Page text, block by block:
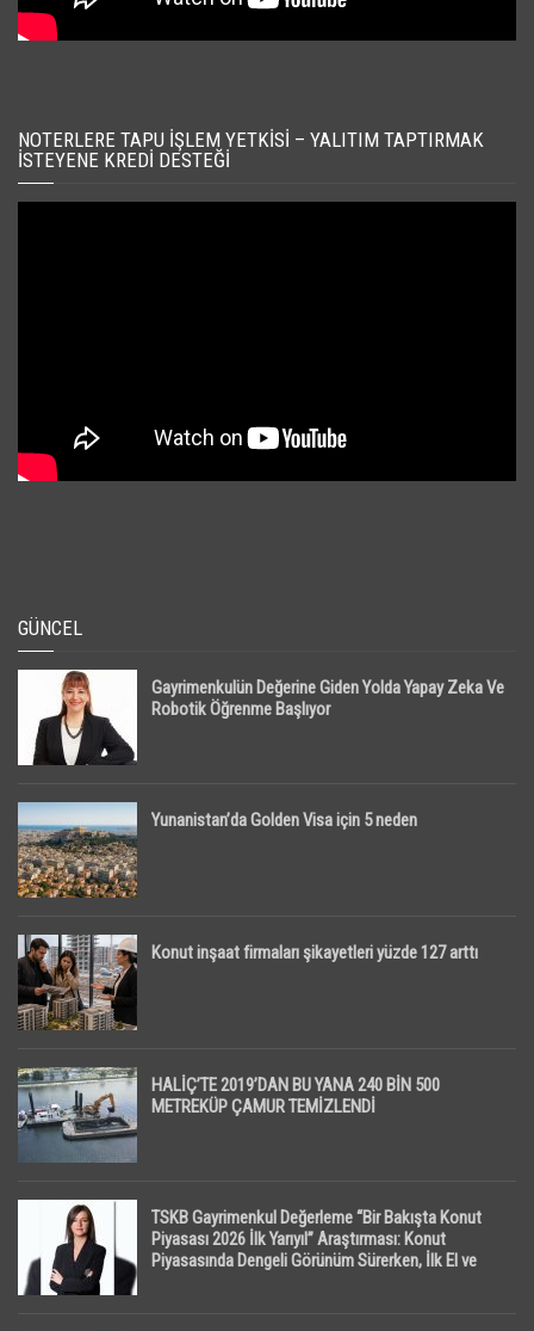
NOTERLERE TAPU İŞLEM YETKISI – YALITIM TAPTIRMAK
İSTEYENE KREDI DESTEĞI
GÜNCEL
Gayrimenkulün Değerine Giden Yolda Yapay Zeka Ve
Robotik Öğrenme Başlıyor
Yunanistan’da Golden Visa için 5 neden
Konut inşaat firmaları şikayetleri yüzde 127 arttı
HALİÇ’TE 2019’DAN BU YANA 240 BİN 500
METREKÜP ÇAMUR TEMİZLENDİ
TSKB Gayrimenkul Değerleme “Bir Bakışta Konut
Piyasası 2026 İlk Yarıyıl” Araştırması: Konut
Piyasasında Dengeli Görünüm Sürerken, İlk El ve